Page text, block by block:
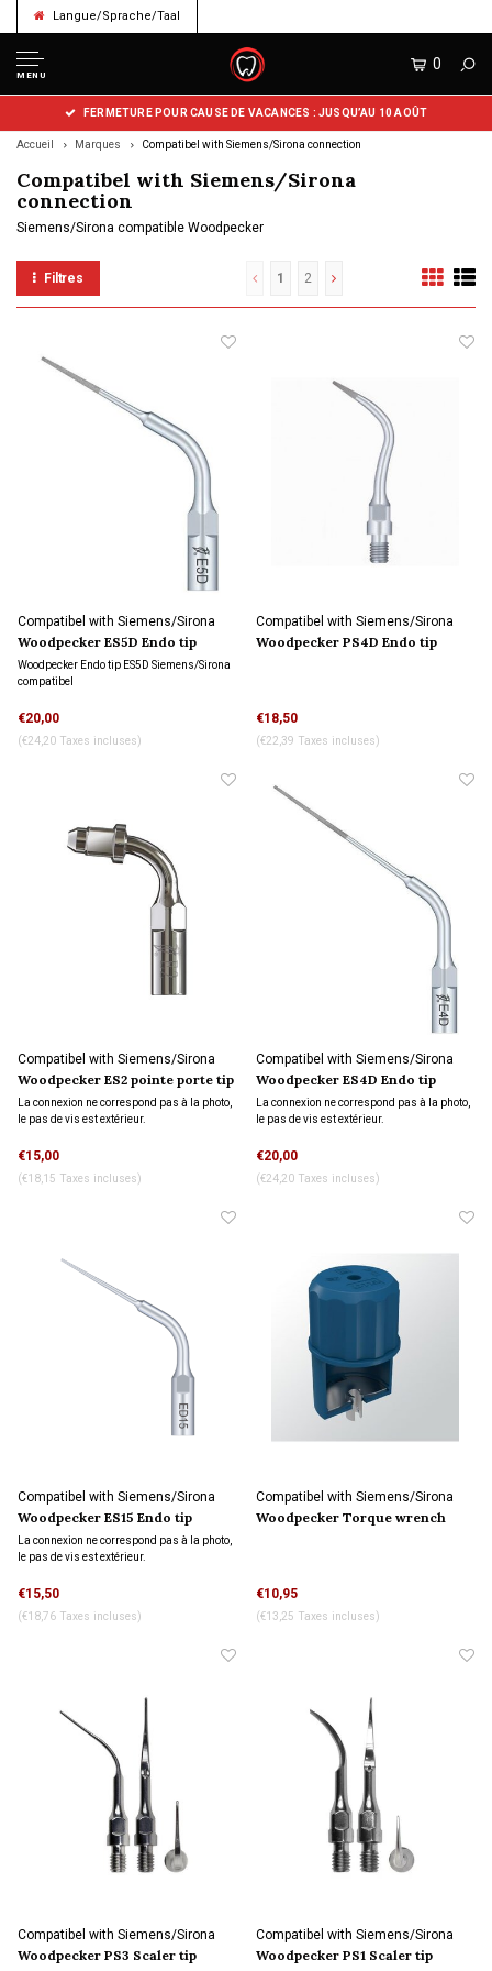
Langue/Sprache/Taal
MENU
0
FERMETURE POUR CAUSE DE VACANCES : JUSQU’AU 10 AOÛT
Accueil Marques Compatibel with Siemens/Sirona connection
Compatibel with Siemens/Sirona
connection
Siemens/Sirona compatible Woodpecker
Filtres 1 2
Compatibel with Siemens/Sirona
connection
Woodpecker ES5D Endo tip
Woodpecker Endo tip ES5D Siemens/Sirona
compatibel
La connexion ne correspond pas à la photo,
€20,00
(€24,20 Taxes incluses)
Compatibel with Siemens/Sirona
connection
Woodpecker PS4D Endo tip
€18,50
(€22,39 Taxes incluses)
Compatibel with Siemens/Sirona
connection
Woodpecker ES2 pointe porte tip
La connexion ne correspond pas à la photo,
le pas de vis est extérieur.
€15,00
(€18,15 Taxes incluses)
Compatibel with Siemens/Sirona
connection
Woodpecker ES4D Endo tip
La connexion ne correspond pas à la photo,
le pas de vis est extérieur.
€20,00
(€24,20 Taxes incluses)
Compatibel with Siemens/Sirona
connection
Woodpecker ES15 Endo tip
refroidissement par eau
La connexion ne correspond pas à la photo,
le pas de vis est extérieur.
€15,50
(€18,76 Taxes incluses)
Compatibel with Siemens/Sirona
connection
Woodpecker Torque wrench
€10,95
(€13,25 Taxes incluses)
Compatibel with Siemens/Sirona
connection
Woodpecker PS3 Scaler tip
Compatibel with Siemens/Sirona
connection
Woodpecker PS1 Scaler tip